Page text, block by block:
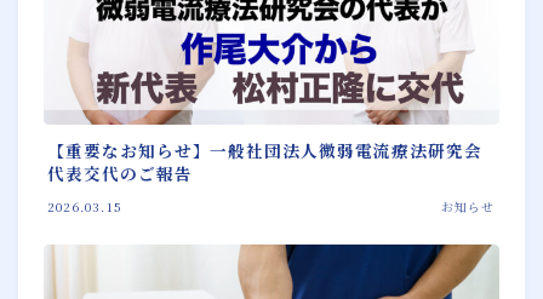
【重要なお知らせ】一般社団法人微弱電流療法研究会
代表交代のご報告
2026.03.15 お知らせ